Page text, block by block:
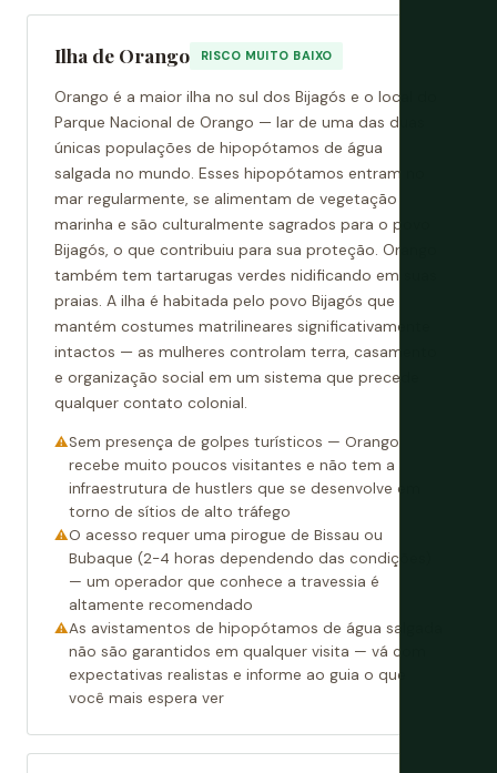
Ilha de Orango RISCO MUITO BAIXO
Orango é a maior ilha no sul dos Bijagós e o local do
Parque Nacional de Orango — lar de uma das duas
únicas populações de hipopótamos de água
salgada no mundo. Esses hipopótamos entram no
mar regularmente, se alimentam de vegetação
marinha e são culturalmente sagrados para o povo
Bijagós, o que contribuiu para sua proteção. Orango
também tem tartarugas verdes nidificando em suas
praias. A ilha é habitada pelo povo Bijagós que
mantém costumes matrilineares significativamente
intactos — as mulheres controlam terra, casamento
e organização social em um sistema que precede
qualquer contato colonial.
Sem presença de golpes turísticos — Orango
recebe muito poucos visitantes e não tem a
infraestrutura de hustlers que se desenvolve em
torno de sítios de alto tráfego
O acesso requer uma pirogue de Bissau ou
Bubaque (2-4 horas dependendo das condições)
— um operador que conhece a travessia é
altamente recomendado
As avistamentos de hipopótamos de água salgada
não são garantidos em qualquer visita — vá com
expectativas realistas e informe ao guia o que
você mais espera ver